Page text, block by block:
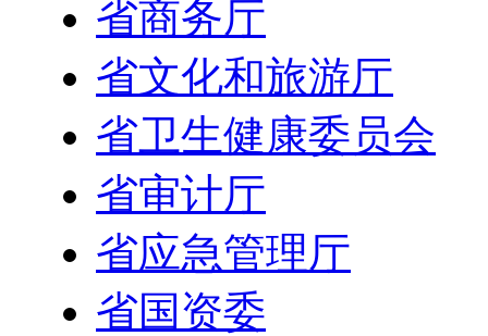
省商务厅
省文化和旅游厅
省卫生健康委员会
省审计厅
省应急管理厅
省国资委